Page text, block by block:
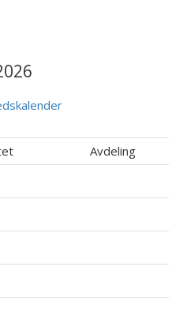
Avdeling